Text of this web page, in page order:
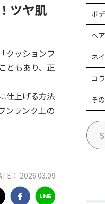
ツヤ肌
クッションフ
ともあり、正
仕上げる方法
ンランク上の
： 2026.03.09
ボ
ヘ
ネ
コ
そ